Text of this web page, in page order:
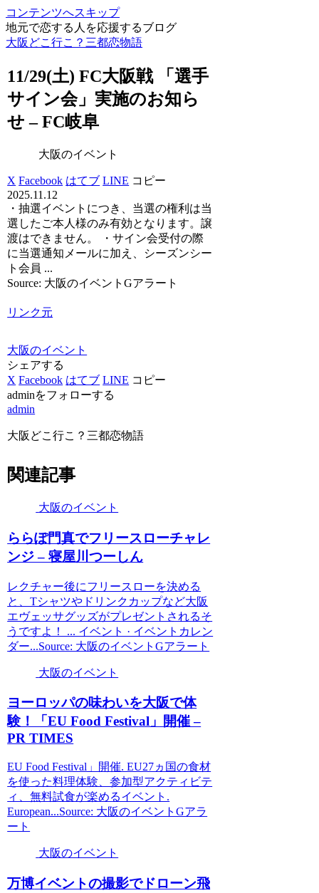
コンテンツへスキップ
地元で恋する人を応援するブログ
大阪どこ行こ？三都恋物語
11/29(土) FC大阪戦 「選手
サイン会」実施のお知ら
せ – FC岐阜
大阪のイベント
X Facebook はてブ LINE コピー
2025.11.12
・抽選イベントにつき、当選の権利は当
選したご本人様のみ有効となります。譲
渡はできません。 ・サイン会受付の際
に当選通知メールに加え、シーズンシー
ト会員 ...
Source: 大阪のイベントGアラート
リンク元
大阪のイベント
シェアする
X Facebook はてブ LINE コピー
adminをフォローする
admin
大阪どこ行こ？三都恋物語
関連記事
大阪のイベント
ららぽ門真でフリースローチャレ
ンジ – 寝屋川つーしん
レクチャー後にフリースローを決める
と、Tシャツやドリンクカップなど大阪
エヴェッサグッズがプレゼントされるそ
うですよ！ ... イベント · イベントカレン
ダー...Source: 大阪のイベントGアラート
大阪のイベント
ヨーロッパの味わいを大阪で体
験！「EU Food Festival」開催 –
PR TIMES
EU Food Festival」開催. EU27ヵ国の食材
を使った料理体験、参加型アクティビテ
ィ、無料試食が楽めるイベント.
European...Source: 大阪のイベントGアラ
ート
大阪のイベント
万博イベントの撮影でドローン飛